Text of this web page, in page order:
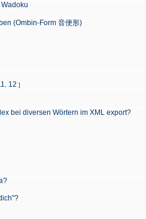
(Ombin-Form 音便形)
12 ]
bei diversen Wörtern im XML export?